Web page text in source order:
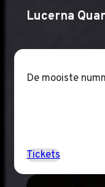
Lucerna
De mooiste
Tickets